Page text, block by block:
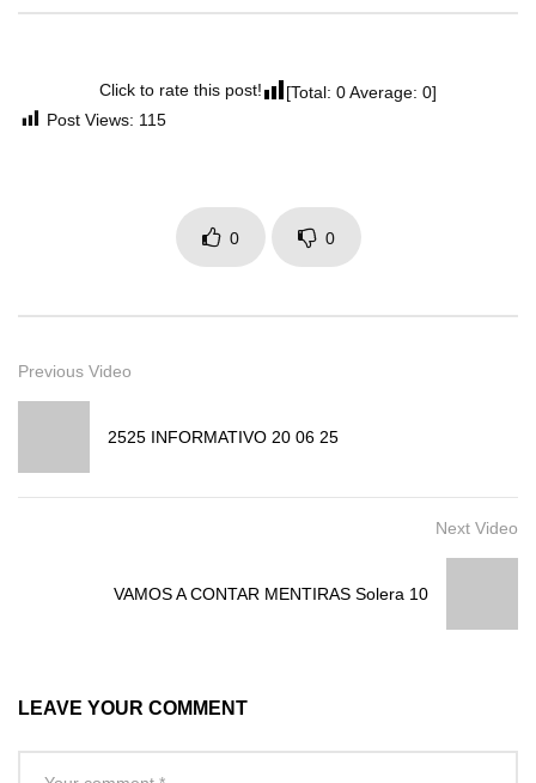
Click to rate this post! [Total: 0Average: 0]
Post Views: 115
0 0
Previous Video
2525 INFORMATIVO 20 06 25
Next Video
VAMOS A CONTAR MENTIRAS Solera 10
LEAVE YOUR COMMENT